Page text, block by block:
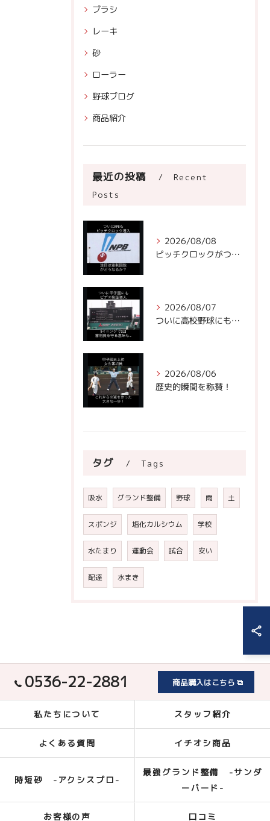
ブラシ
レーキ
砂
ローラー
野球ブログ
商品紹介
最近の投稿
Recent
Posts
2026/08/08
ピッチクロックがついにNPBに!
2026/08/07
ついに高校野球にもビデオ判定が！
2026/08/06
歴史的瞬間を称賛！
タグ Tags
吸水 グランド整備 野球 雨 土
スポンジ 塩化カルシウム 学校
水たまり 運動会 試合 安い
配達 水まき
0536-22-2881 商品購入はこちら
私たちについて スタッフ紹介
よくある質問 イチオシ商品
時短砂 -アクシスプロ-
最強グランド整備 -サンダ
ーバード-
お客様の声 口コミ